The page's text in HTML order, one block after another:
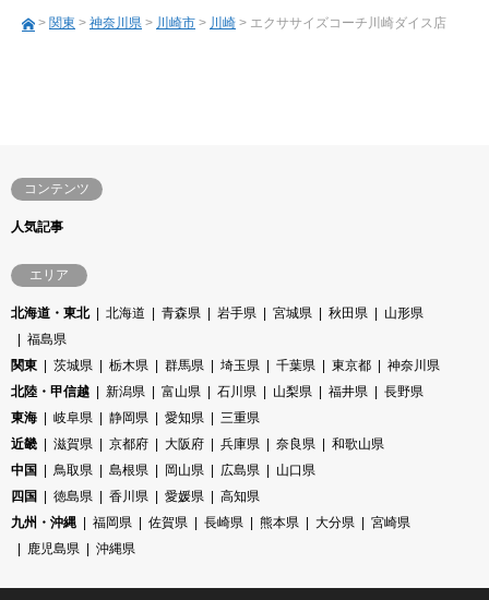
> 関東 > 神奈川県 > 川崎市 > 川崎 > エクササイズコーチ川崎ダイス店
コンテンツ
人気記事
エリア
北海道・東北 北海道 青森県 岩手県 宮城県 秋田県
山形県
福島県
関東
茨城県 栃木県 群馬県 埼玉県 千葉県 東京都
神奈川県
北陸・甲信越
新潟県 富山県 石川県 山梨県 福井県
長野県
東海
岐阜県 静岡県 愛知県
三重県
近畿
滋賀県 京都府 大阪府 兵庫県 奈良県
和歌山県
中国
鳥取県 島根県 岡山県 広島県
山口県
四国
徳島県 香川県 愛媛県
高知県
九州・沖縄
福岡県 佐賀県 長崎県 熊本県 大分県
宮崎県
鹿児島県
沖縄県